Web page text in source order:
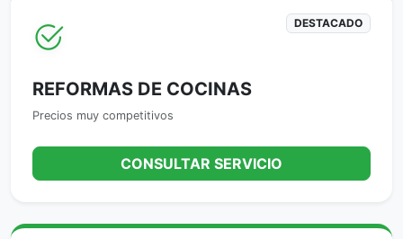
DESTACADO
REFORMAS DE COCINAS
Precios muy competitivos
CONSULTAR SERVICIO